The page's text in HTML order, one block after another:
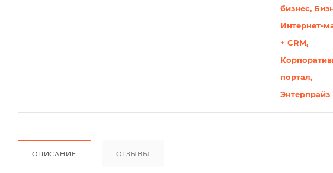
бизнес,
Интернет-
+ CRM,
портал,
Энтерпрайз
ОПИСАНИЕ ОТЗЫВЫ